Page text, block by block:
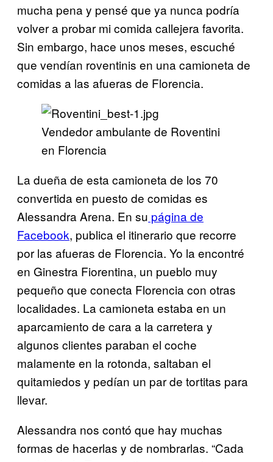
mucha pena y pensé que ya nunca podría
volver a probar mi comida callejera favorita.
Sin embargo, hace unos meses, escuché
que vendían roventinis en una camioneta de
comidas a las afueras de Florencia.
Vendedor ambulante de Roventini
en Florencia
La dueña de esta camioneta de los 70
convertida en puesto de comidas es
Alessandra Arena. En su página de
Facebook, publica el itinerario que recorre
por las afueras de Florencia. Yo la encontré
en Ginestra Fiorentina, un pueblo muy
pequeño que conecta Florencia con otras
localidades. La camioneta estaba en un
aparcamiento de cara a la carretera y
algunos clientes paraban el coche
malamente en la rotonda, saltaban el
quitamiedos y pedían un par de tortitas para
llevar.
Alessandra nos contó que hay muchas
formas de hacerlas y de nombrarlas. “Cada